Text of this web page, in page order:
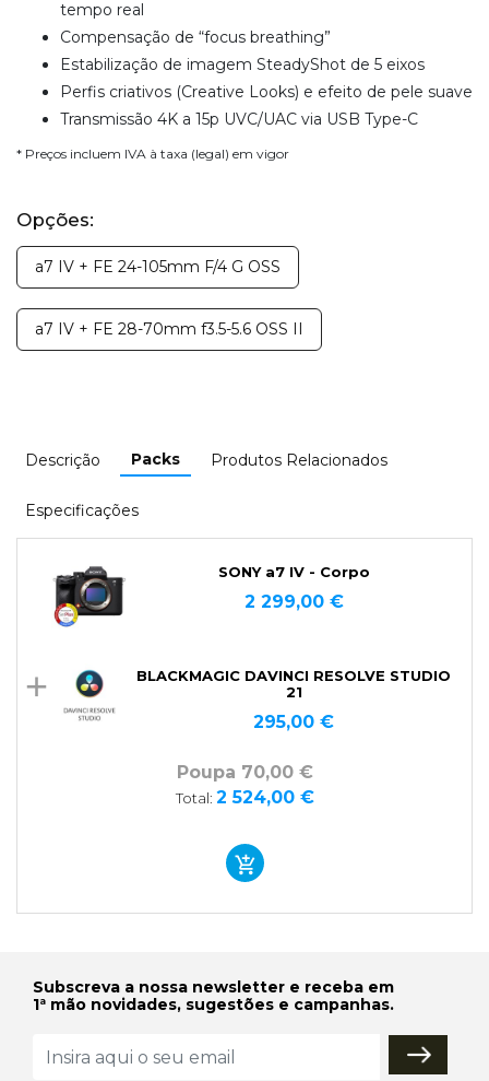
tempo real
Compensação de “focus breathing”
Estabilização de imagem SteadyShot de 5 eixos
Perfis criativos (Creative Looks) e efeito de pele suave
Transmissão 4K a 15p UVC/UAC via USB Type-C
* Preços incluem IVA à taxa (legal) em vigor
Opções:
a7 IV + FE 24-105mm F/4 G OSS
a7 IV + FE 28-70mm f3.5-5.6 OSS II
Descrição Packs Produtos Relacionados
Especificações
SONY a7 IV - Corpo
2 299,00 €
BLACKMAGIC DAVINCI RESOLVE STUDIO
21
295,00 €
Poupa 70,00 €
Total: 2 524,00 €
Subscreva a nossa newsletter e receba em
1ª mão novidades, sugestões e campanhas.